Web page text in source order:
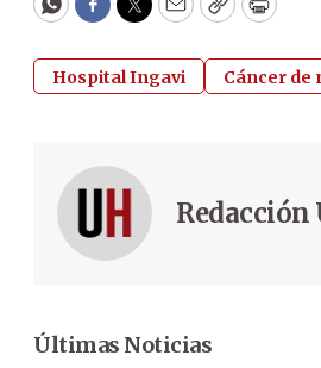
WhatsApp
Facebook
Twitter
EmailCopyPrint
Hospital Ingavi Cáncer de
Redacción
Últimas Noticias